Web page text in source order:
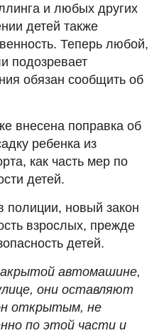
и любых других
детей также
Теперь любой,
подозревает
обязан сообщить об
внесена поправка об
ребенка из
как часть мер по
детей.
полиции, новый закон
взрослых, прежде
детей.
автомашине,
они оставляют
открытым, не
по этой части и